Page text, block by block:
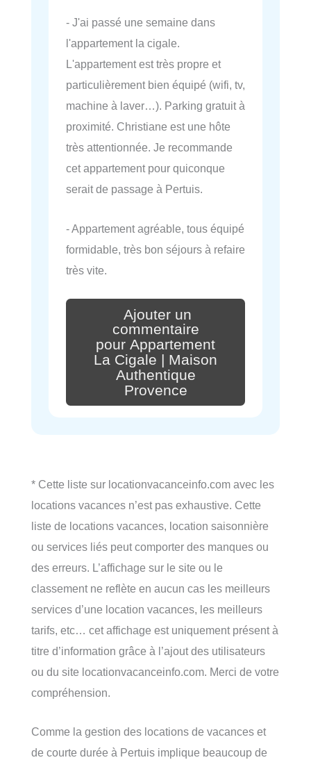
- J'ai passé une semaine dans
l'appartement la cigale.
L'appartement est très propre et
particulièrement bien équipé (wifi, tv,
machine à laver…). Parking gratuit à
proximité. Christiane est une hôte
très attentionnée. Je recommande
cet appartement pour quiconque
serait de passage à Pertuis.
- Appartement agréable, tous équipé
formidable, très bon séjours à refaire
très vite.
Ajouter un
commentaire
pour Appartement
La Cigale | Maison
Authentique
Provence
* Cette liste sur locationvacanceinfo.com avec les
locations vacances n’est pas exhaustive. Cette
liste de locations vacances, location saisonnière
ou services liés peut comporter des manques ou
des erreurs. L’affichage sur le site ou le
classement ne reflète en aucun cas les meilleurs
services d’une location vacances, les meilleurs
tarifs, etc… cet affichage est uniquement présent à
titre d’information grâce à l’ajout des utilisateurs
ou du site locationvacanceinfo.com. Merci de votre
compréhension.
Comme la gestion des locations de vacances et
de courte durée à Pertuis implique beaucoup de